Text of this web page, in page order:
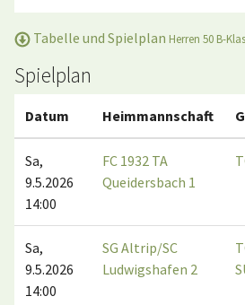
Tabelle und Spielplan Herren 50 B-
Spielplan
Datum Heimmannschaft
Sa,
9.5.2026
14:00
FC 1932 TA
Queidersbach 1
Sa,
9.5.2026
14:00
SG Altrip/SC
Ludwigshafen 2